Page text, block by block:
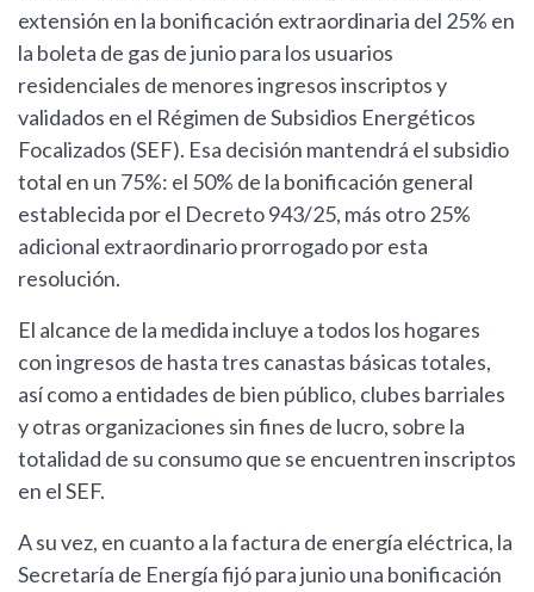
extensión en la bonificación extraordinaria del 25% en
la boleta de gas de junio para los usuarios
residenciales de menores ingresos inscriptos y
validados en el Régimen de Subsidios Energéticos
Focalizados (SEF). Esa decisión mantendrá el subsidio
total en un 75%: el 50% de la bonificación general
establecida por el Decreto 943/25, más otro 25%
adicional extraordinario prorrogado por esta
resolución.
El alcance de la medida incluye a todos los hogares
con ingresos de hasta tres canastas básicas totales,
así como a entidades de bien público, clubes barriales
y otras organizaciones sin fines de lucro, sobre la
totalidad de su consumo que se encuentren inscriptos
en el SEF.
A su vez, en cuanto a la factura de energía eléctrica, la
Secretaría de Energía fijó para junio una bonificación